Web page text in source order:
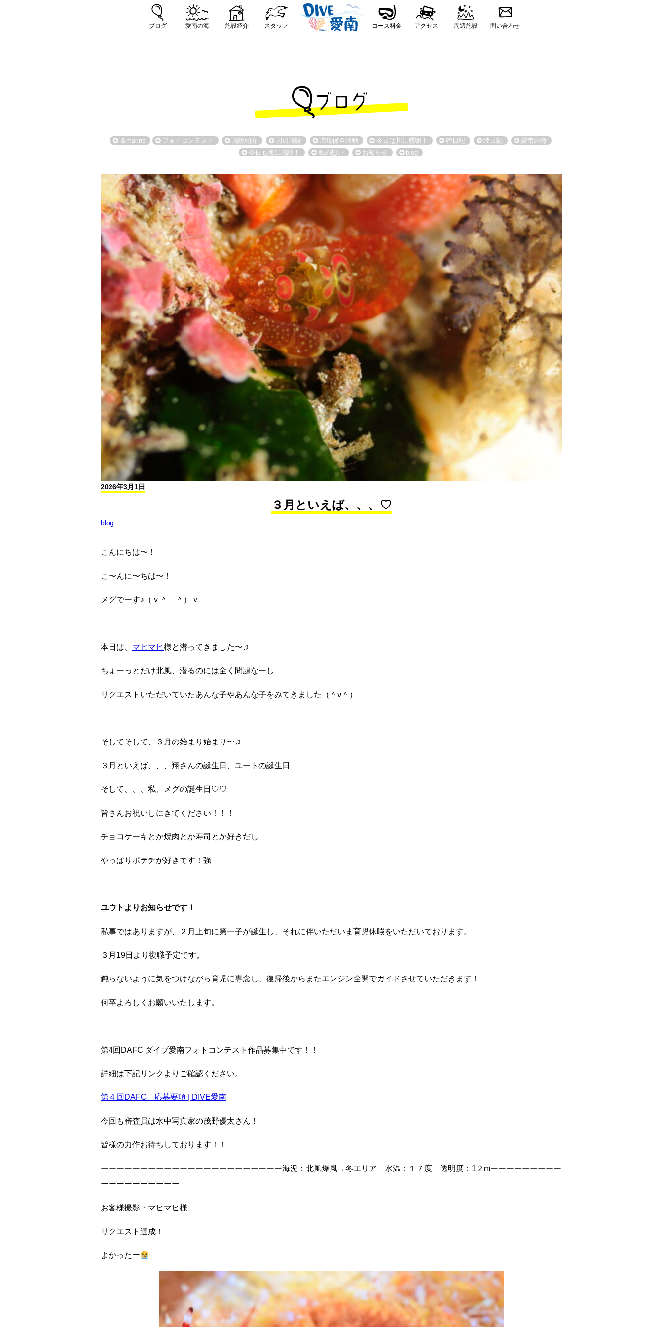
ブログ 愛南の海 施設紹介 スタッフ コース料金 アクセス 周辺施設 問い合わせ
＆marine フォトコンテスト 施設紹介 周辺施設 環境保全活動 今日は川に感謝！ 陸日記 陸日記
愛南の海
今日も海に感謝！
私の想い お知らせ blog
2026年3月1日
３月といえば、、、♡
blog
こんにちは〜！
こ〜んに〜ちは〜！
メグでーす♪（ｖ＾＿＾）ｖ
本日は、 マヒマヒ様と潜ってきました〜♫
ちょーっとだけ北風、潜るのには全く問題なーし
リクエストいただいていたあんな子やあんな子をみてきました（＾ν＾）
そしてそして、３月の始まり始まり〜♫
３月といえば、、、翔さんの誕生日、ユートの誕生日
そして、、、私、メグの誕生日♡♡
皆さんお祝いしにきてください！！！
チョコケーキとか焼肉とか寿司とか好きだし
やっぱりポテチが好きです！強
ユウトよりお知らせです！
私事ではありますが、２月上旬に第一子が誕生し、それに伴いただいま育児休暇をいただいております。
３月19日より復職予定です。
鈍らないように気をつけながら育児に専念し、復帰後からまたエンジン全開でガイドさせていただきます！
何卒よろしくお願いいたします。
第4回DAFC ダイブ愛南フォトコンテスト作品募集中です！！
詳細は下記リンクよりご確認ください。
第４回DAFC 応募要項 | DIVE愛南
今回も審査員は水中写真家の茂野優太さん！
皆様の力作お待ちしております！！
ーーーーーーーーーーーーーーーーーーーーーーー海況：北風爆風→冬エリア 水温：１７度 透明度：1２mーーーーーーーーー
ーーーーーーーーーー
お客様撮影：マヒマヒ様
リクエスト達成！
よかったー